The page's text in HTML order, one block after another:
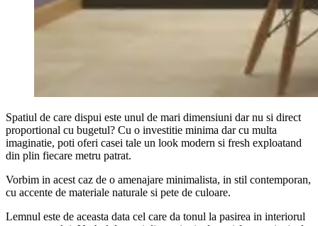
Spatiul de care dispui este unul de mari dimensiuni dar nu si direct
proportional cu bugetul? Cu o investitie minima dar cu multa
imaginatie, poti oferi casei tale un look modern si fresh exploatand
din plin fiecare metru patrat.
Vorbim in acest caz de o amenajare minimalista, in stil contemporan,
cu accente de materiale naturale si pete de culoare.
Lemnul este de aceasta data cel care da tonul la pasirea in interiorul